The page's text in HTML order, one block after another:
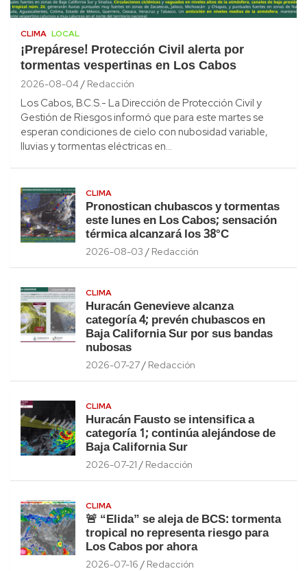
CLIMA LOCAL
¡Prepárese! Protección Civil alerta por
tormentas vespertinas en Los Cabos
2026-08-04 Redacción
Los Cabos, B.C.S.- La Dirección de Protección Civil y
Gestión de Riesgos informó que para este martes se
esperan condiciones de cielo con nubosidad variable,
lluvias y tormentas eléctricas en…
CLIMA
Pronostican chubascos y tormentas
este lunes en Los Cabos; sensación
térmica alcanzará los 38°C
2026-08-03 Redacción
CLIMA
Huracán Genevieve alcanza
categoría 4; prevén chubascos en
Baja California Sur por sus bandas
nubosas
2026-07-27 Redacción
CLIMA
Huracán Fausto se intensifica a
categoría 1; continúa alejándose de
Baja California Sur
2026-07-21 Redacción
CLIMA
🚨 “Elida” se aleja de BCS: tormenta
tropical no representa riesgo para
Los Cabos por ahora
2026-07-16 Redacción